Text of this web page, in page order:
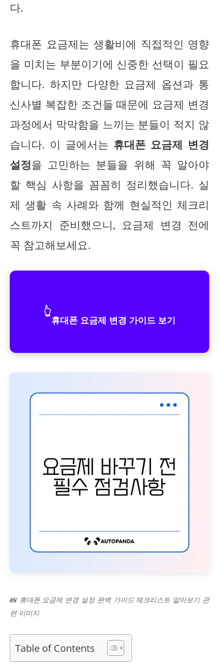
다.
휴대폰 요금제는 생활비에 직접적인 영향
을 미치는 부분이기에 신중한 선택이 필요
합니다. 하지만 다양한 요금제 옵션과 통
신사별 복잡한 조건들 때문에 요금제 변경
과정에서 막막함을 느끼는 분들이 적지 않
습니다. 이 글에서는 휴대폰 요금제 변경
설정을 고민하는 분들을 위해 꼭 알아야
할 핵심 사항을 꼼꼼히 정리했습니다. 실
제 생활 속 사례와 함께 현실적인 체크리
스트까지 준비했으니, 요금제 변경 전에
꼭 참고해보세요.
👆
휴대폰 요금제 변경 가이드 보기
📸 휴대폰 요금제 변경 설정 완벽 가이드 체크리스트 알아보기 관
련 이미지
Table of Contents